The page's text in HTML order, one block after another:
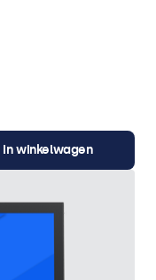
In winkelwagen